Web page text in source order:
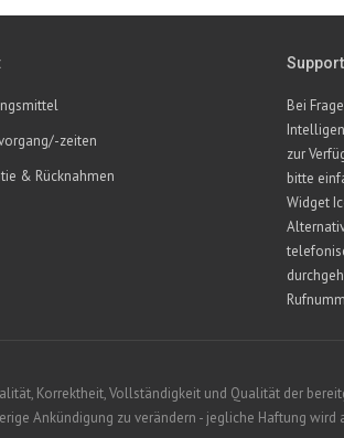
zeiten
& Rücknahmen
Bei
zur
bitte
Widget
Korrektheit, Vollständigkeit und Qualität der
Ankündigung zu verändern - jegliche Haftung wird